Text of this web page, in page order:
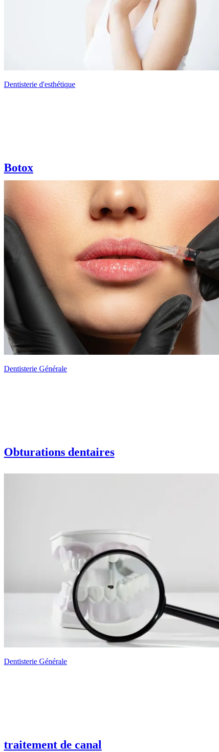
Dentisterie d'esthétique
Botox
Dentisterie Générale
Obturations dentaires
Dentisterie Générale
traitement de canal